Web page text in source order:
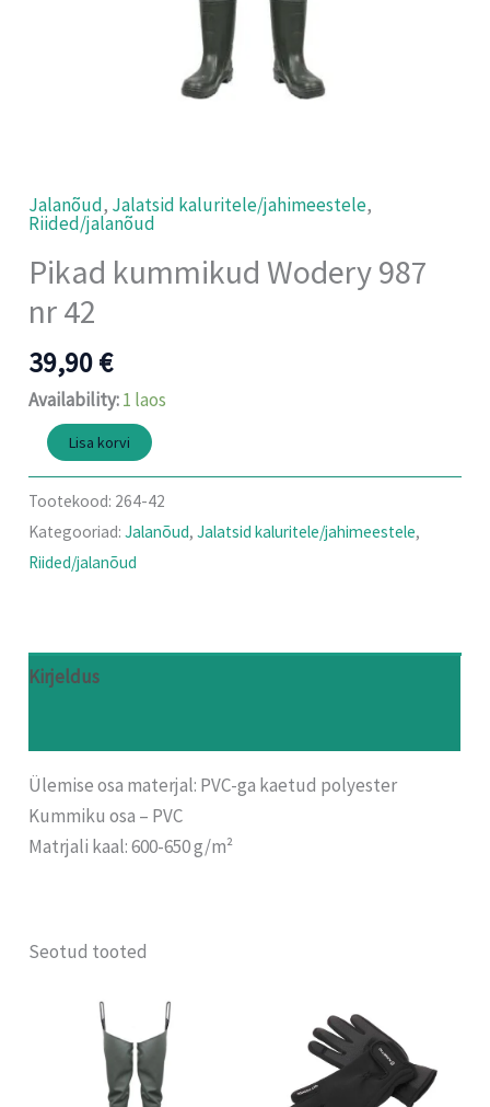
Jalanõud, Jalatsid kaluritele/jahimeestele,
Riided/jalanõud
Pikad kummikud Wodery 987
nr 42
39,90€
Availability:1 laos
Lisa korvi
Tootekood: 264-42
Kategooriad:Jalanõud,Jalatsid kaluritele/jahimeestele,
Riided/jalanõud
Kirjeldus
Ülemise osa materjal: PVC-ga kaetud polyester
Kummiku osa – PVC
Matrjali kaal: 600-650 g/m²
Seotud tooted